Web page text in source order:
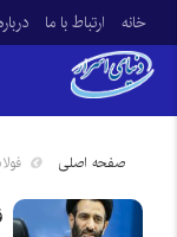
خانه ارتباط با ما
صفحه اصلی